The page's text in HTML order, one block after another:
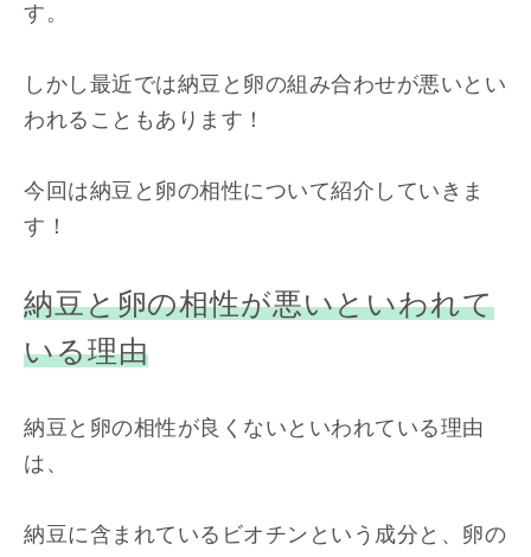
す。
しかし最近では納豆と卵の組み合わせが悪いとい
われることもあります！
今回は納豆と卵の相性について紹介していきま
す！
納豆と卵の相性が悪いといわれて
いる理由
納豆と卵の相性が良くないといわれている理由
は、
納豆に含まれているビオチンという成分と、卵の